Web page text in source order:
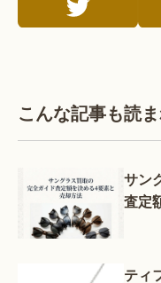
こんな記事も読
サン
査定
ティ